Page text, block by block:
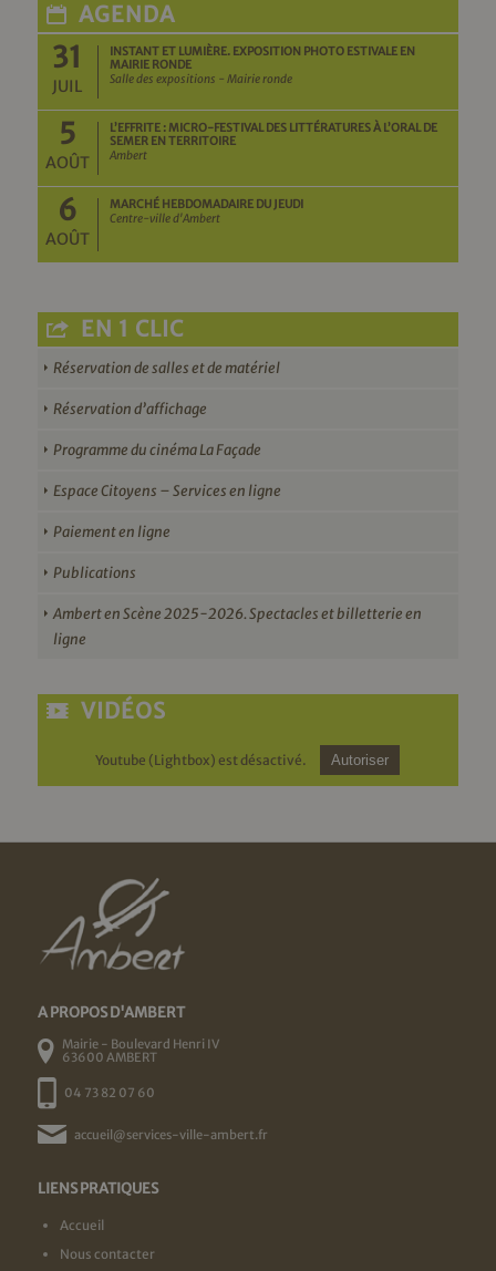
AGENDA
31
JUIL
INSTANT ET LUMIÈRE. EXPOSITION PHOTO ESTIVALE EN
MAIRIE RONDE
Salle des expositions - Mairie ronde
5
AOÛT
L’EFFRITE : MICRO-FESTIVAL DES LITTÉRATURES À L’ORAL DE
SEMER EN TERRITOIRE
Ambert
6
AOÛT
MARCHÉ HEBDOMADAIRE DU JEUDI
Centre-ville d'Ambert
EN 1 CLIC
Réservation de salles et de matériel
Réservation d’affichage
Programme du cinéma La Façade
Espace Citoyens – Services en ligne
Paiement en ligne
Publications
Ambert en Scène 2025-2026. Spectacles et billetterie en
ligne
VIDÉOS
Youtube (Lightbox) est désactivé. Autoriser
A PROPOS D'AMBERT
Mairie - Boulevard Henri IV
63600 AMBERT
04 73 82 07 60
accueil@services-ville-ambert.fr
LIENS PRATIQUES
Accueil
Nous contacter